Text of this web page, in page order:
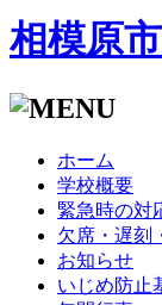
相模原
ホーム
学校概要
緊急時の対
欠席・遅刻
お知らせ
いじめ防止